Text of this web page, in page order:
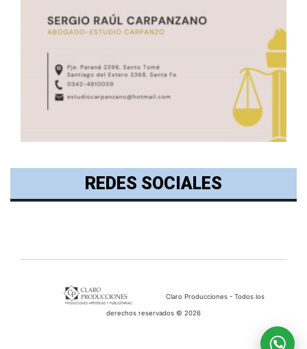
REDES SOCIALES
Claro Producciones - Todos los
derechos reservados © 2026